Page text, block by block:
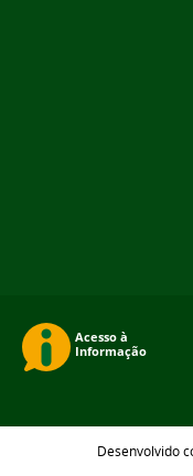
Desenvolvido